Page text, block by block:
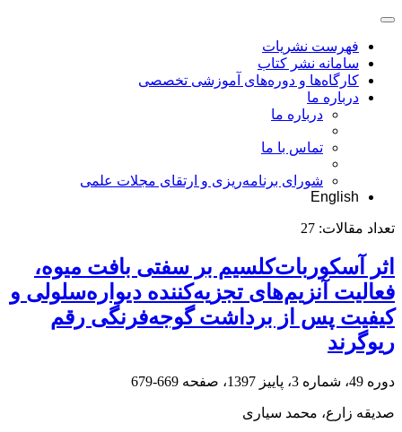
فهرست نشریات
سامانه نشر کتاب
کارگاه‌ها و دوره‌های آموزشی تخصصی
درباره ما
درباره ما
تماس با ما
شورای برنامه‌ریزی و ارتقای مجلات علمی
English
تعداد مقالات: 27
اثر آسکوربات‌کلسیم بر سفتی بافت میوه،
فعالیت آنزیم‌های تجزیه‌کننده دیواره‌سلولی و
کیفیت پس از برداشت گوجه‌فرنگی رقم
ریو‌گرند
دوره 49، شماره 3، پاییز 1397، صفحه 669-679
صدیقه زارع، محمد سیاری